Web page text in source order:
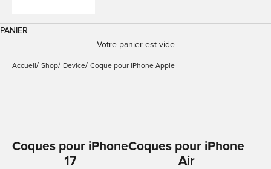
PANIER
Votre panier est vide
Accueil Shop Device Coque pour iPhone Apple
Coques pour iPhone
17
Coques pour iPhone
Air